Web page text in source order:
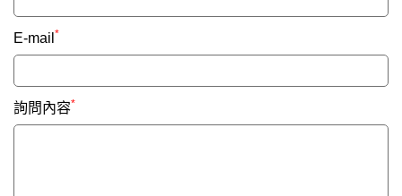
E-mail *
詢問內容*